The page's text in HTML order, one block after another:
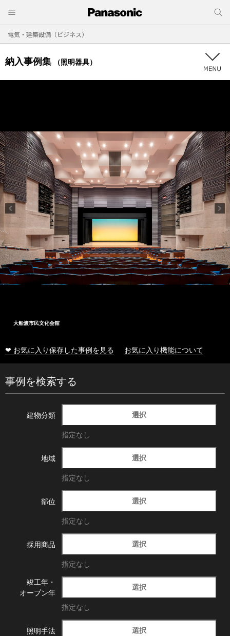
電気・建築設備（ビジネス）
納入事例集 （照明器具）
大船渡市民文化会館
❤ お気に入り保存した事例を見る お気に入り機能について
事例を検索する
建物分類 選択
指定なし
地域 選択
指定なし
部位 選択
指定なし
採用商品 選択
指定なし
竣工年・
オープン年
選択
指定なし
照明手法 選択